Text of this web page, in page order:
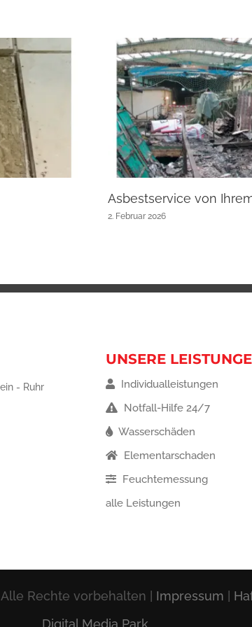
Asbestservice von
2. Februar 2026
- Ruhr
UNSERE
Individualleistungen
Notfall-Hilfe 24/7
Wasserschäden
Elementarschaden
Feuchtemessung
alle Leistungen
Rechte vorbehalten | Impressum
Digital Media Park